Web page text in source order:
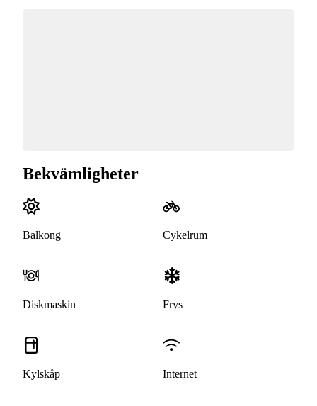
Bekvämligheter
Balkong Cykelrum
Diskmaskin Frys
Kylskåp Internet